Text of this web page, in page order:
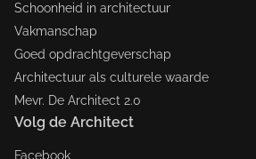
Schoonheid in architectuur
Vakmanschap
Goed opdrachtgeverschap
Architectuur als culturele waarde
Mevr. De Architect 2.0
Volg de Architect
Facebook